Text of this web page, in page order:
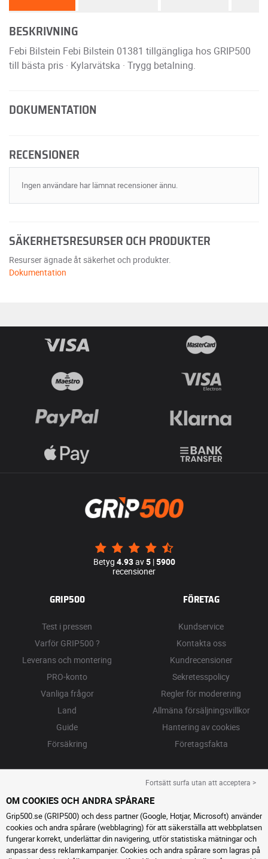
BESKRIVNING
Febi Bilstein Febi Bilstein 01381 tillgängliga hos GRIP500
till bästa pris · Kylarvätska · Trygg betalning.
DOKUMENTATION
RECENSIONER
Ingen användare har lämnat recensioner ännu.
SÄKERHETSRESURSER OCH PRODUKTER
Resurser ägnade åt säkerhet och produkter.
Dokumentation
Betyg 4.93av5|5900
recensioner
GRIP500
Test i pressen
Varför GRIP500 ?
Leverans och montering
PRO-konto
Vanliga frågor
Land
Guide
Försäkring
FÖRETAG
Kundservice
Kontakta oss
Kundrecensioner
Sekretesspolicy
Regler för moderering
Allmäna försäljningsvillkor
Hantering av cookies
Företagsfakta
Fortsätt surfa utan att acceptera >
OM COOKIES OCH ANDRA SPÅRARE
Grip500.se (GRIP500) och dess partner (Google, Hotjar, Microsoft) använder
cookies och andra spårare (webblagring) för att säkerställa att webbplatsen
fungerar korrekt, underlättar din navigering, utför statistiska mätningar och
anpassar dess reklamkampanjer. Cookies och andra spårare som lagras på